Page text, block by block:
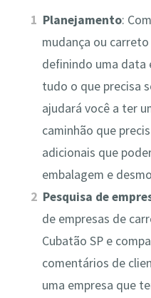
Planejamento:
mudança ou
definindo uma data
tudo o que precisa
ajudará você a ter
caminhão que
adicionais que
embalagem e
Pesquisa de
de empresas de
Cubatão SP e
comentários de
uma empresa que